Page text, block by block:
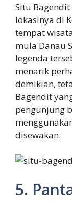
Situ
lokasinya di
tempat
mula Danau
legenda
menarik
demikian,
Bagendit
pengunjung
disewakan.
5.